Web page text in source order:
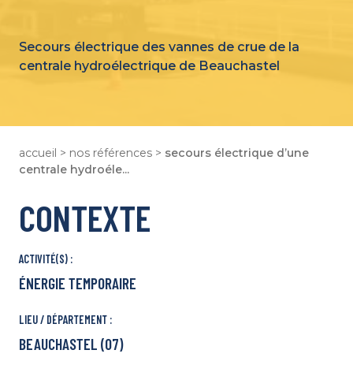
Lille
Bordeaux
Notre École de Formation
Nous Rejoindre
Secours électrique des vannes de crue de la
centrale hydroélectrique de Beauchastel
accueil > nos références > secours électrique d’une
centrale hydroéle...
CONTEXTE
ACTIVITÉ(S) :
ÉNERGIE TEMPORAIRE
LIEU / DÉPARTEMENT :
BEAUCHASTEL (07)